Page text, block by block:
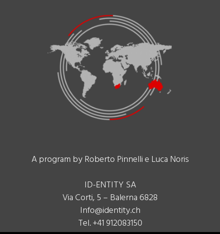
A program by Roberto Pinnelli e Luca Noris
ID-ENTITY SA
Via Corti, 5 – Balerna 6828
Info@identity.ch
Tel. +41 912083150